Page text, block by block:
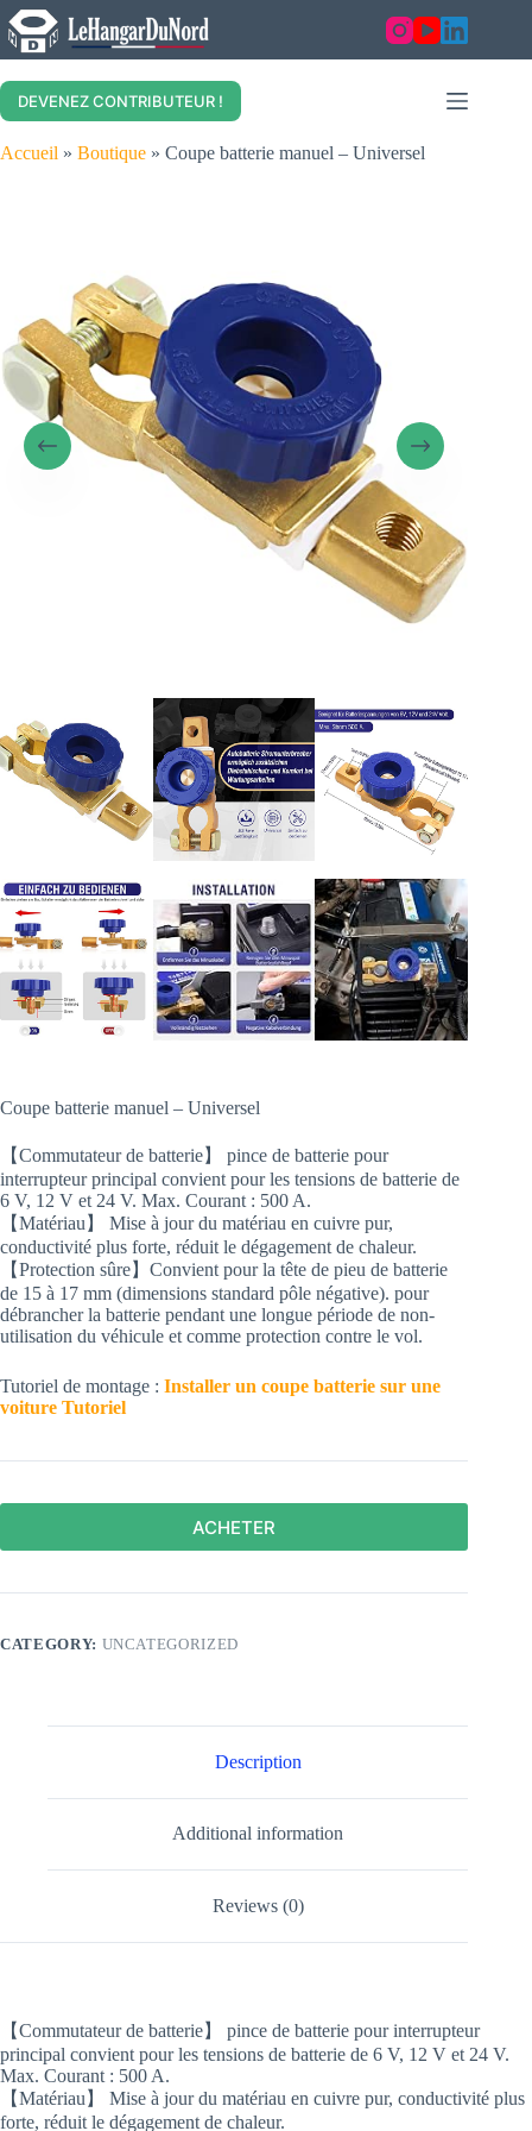
Skip
to
content
DEVENEZ CONTRIBUTEUR !
Accueil » Boutique » Coupe batterie manuel – Universel
Coupe batterie manuel – Universel
【Commutateur de batterie】 pince de batterie pour
interrupteur principal convient pour les tensions de batterie de
6 V, 12 V et 24 V. Max. Courant : 500 A.
【Matériau】 Mise à jour du matériau en cuivre pur,
conductivité plus forte, réduit le dégagement de chaleur.
【Protection sûre】Convient pour la tête de pieu de batterie
de 15 à 17 mm (dimensions standard pôle négative). pour
débrancher la batterie pendant une longue période de non-
utilisation du véhicule et comme protection contre le vol.
Tutoriel de montage : Installer un coupe batterie sur une
voiture Tutoriel
ACHETER
CATEGORY: UNCATEGORIZED
Description
Additional information
Reviews (0)
【Commutateur de batterie】 pince de batterie pour interrupteur
principal convient pour les tensions de batterie de 6 V, 12 V et 24 V.
Max. Courant : 500 A.
【Matériau】 Mise à jour du matériau en cuivre pur, conductivité plus
forte, réduit le dégagement de chaleur.